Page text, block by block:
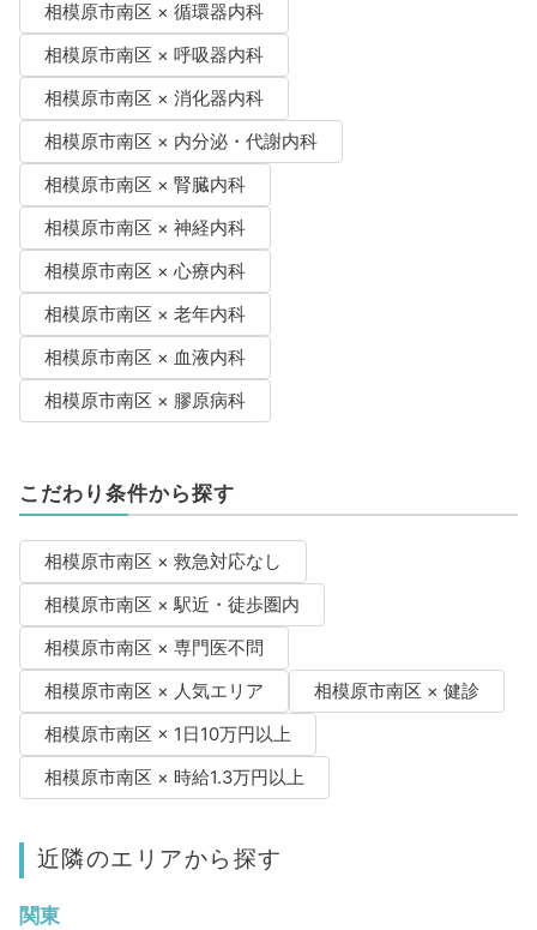
相模原市南区 × 循環器内科
相模原市南区 × 呼吸器内科
相模原市南区 × 消化器内科
相模原市南区 × 内分泌・代謝内科
相模原市南区 × 腎臓内科
相模原市南区 × 神経内科
相模原市南区 × 心療内科
相模原市南区 × 老年内科
相模原市南区 × 血液内科
相模原市南区 × 膠原病科
こだわり条件から探す
相模原市南区 × 救急対応なし
相模原市南区 × 駅近・徒歩圏内
相模原市南区 × 専門医不問
相模原市南区 × 人気エリア
相模原市南区 × 健診
相模原市南区 × 1日10万円以上
相模原市南区 × 時給1.3万円以上
近隣のエリアから探す
関東